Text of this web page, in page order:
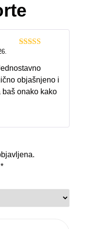
objašnjeno i
onako kako
*